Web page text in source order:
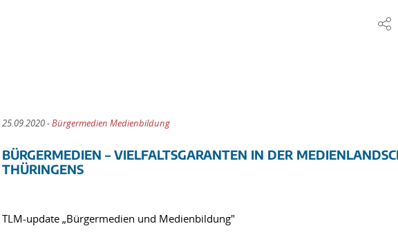
25.09.2020 -Bürgermedien Medienbildung
BÜRGERMEDIEN – VIELFALTSGARANTEN IN DER
THÜRINGENS
TLM-update „Bürgermedien und Medienbildung"